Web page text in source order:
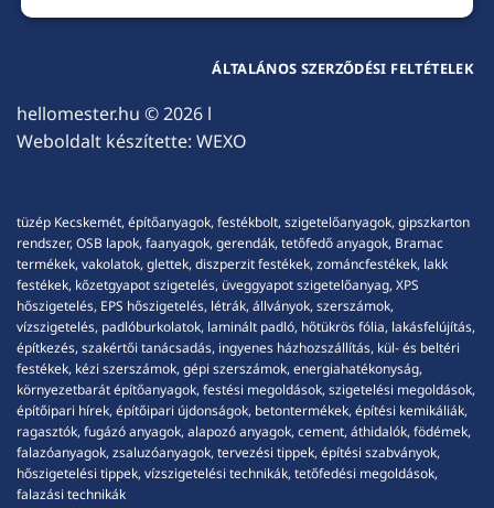
hellomester.hu © 2026 l
Weboldalt készítette: WEXO
ÁLTALÁNOS SZERZŐDÉSI FELTÉTELEK
tüzép Kecskemét, építőanyagok, festékbolt, szigetelőanyagok, gipszkarton
rendszer, OSB lapok, faanyagok, gerendák, tetőfedő anyagok, Bramac
termékek, vakolatok, glettek, diszperzit festékek, zománcfestékek, lakk
festékek, kőzetgyapot szigetelés, üveggyapot szigetelőanyag, XPS
hőszigetelés, EPS hőszigetelés, létrák, állványok, szerszámok,
vízszigetelés, padlóburkolatok, laminált padló, hőtükrös fólia, lakásfelújítás,
építkezés, szakértői tanácsadás, ingyenes házhozszállítás, kül- és beltéri
festékek, kézi szerszámok, gépi szerszámok, energiahatékonyság,
környezetbarát építőanyagok, festési megoldások, szigetelési megoldások,
építőipari hírek, építőipari újdonságok, betontermékek, építési kemikáliák,
ragasztók, fugázó anyagok, alapozó anyagok, cement, áthidalók, födémek,
falazóanyagok, zsaluzóanyagok, tervezési tippek, építési szabványok,
hőszigetelési tippek, vízszigetelési technikák, tetőfedési megoldások,
falazási technikák